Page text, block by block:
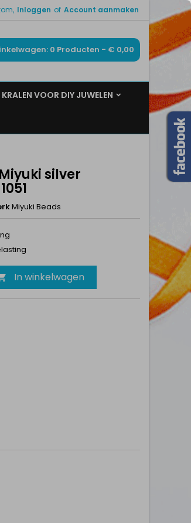
Inloggen of Account aanmaken
0 Producten - € 0,00
VOOR DIY JUWELEN
silver
Miyuki Beads
In winkelwagen